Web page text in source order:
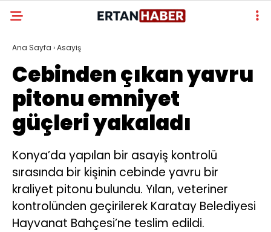
Ana Sayfa ›Asayiş
Cebinden çıkan yavru
pitonu emniyet
güçleri yakaladı
Konya’da yapılan bir asayiş kontrolü
sırasında bir kişinin cebinde yavru bir
kraliyet pitonu bulundu. Yılan, veteriner
kontrolünden geçirilerek Karatay Belediyesi
Hayvanat Bahçesi’ne teslim edildi.